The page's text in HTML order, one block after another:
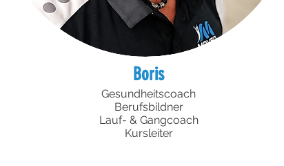
Boris
Gesundheitscoach
Berufsbildner
Lauf- & Gangcoach
Kursleiter​